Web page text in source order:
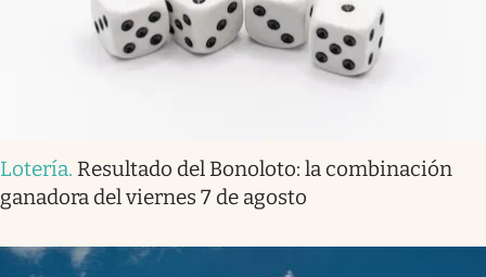
Lotería. Resultado del Bonoloto: la combinación
ganadora del viernes 7 de agosto